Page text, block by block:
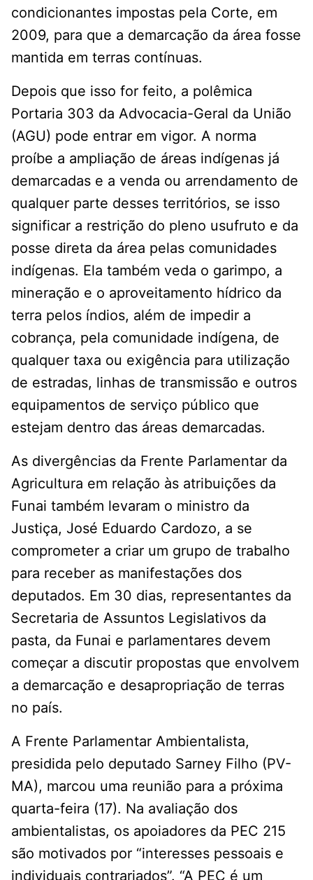
condicionantes impostas pela Corte, em
2009, para que a demarcação da área fosse
mantida em terras contínuas.
Depois que isso for feito, a polêmica
Portaria 303 da Advocacia-Geral da União
(AGU) pode entrar em vigor. A norma
proíbe a ampliação de áreas indígenas já
demarcadas e a venda ou arrendamento de
qualquer parte desses territórios, se isso
significar a restrição do pleno usufruto e da
posse direta da área pelas comunidades
indígenas. Ela também veda o garimpo, a
mineração e o aproveitamento hídrico da
terra pelos índios, além de impedir a
cobrança, pela comunidade indígena, de
qualquer taxa ou exigência para utilização
de estradas, linhas de transmissão e outros
equipamentos de serviço público que
estejam dentro das áreas demarcadas.
As divergências da Frente Parlamentar da
Agricultura em relação às atribuições da
Funai também levaram o ministro da
Justiça, José Eduardo Cardozo, a se
comprometer a criar um grupo de trabalho
para receber as manifestações dos
deputados. Em 30 dias, representantes da
Secretaria de Assuntos Legislativos da
pasta, da Funai e parlamentares devem
começar a discutir propostas que envolvem
a demarcação e desapropriação de terras
no país.
A Frente Parlamentar Ambientalista,
presidida pelo deputado Sarney Filho (PV-
MA), marcou uma reunião para a próxima
quarta-feira (17). Na avaliação dos
ambientalistas, os apoiadores da PEC 215
são motivados por “interesses pessoais e
individuais contrariados”. “A PEC é um